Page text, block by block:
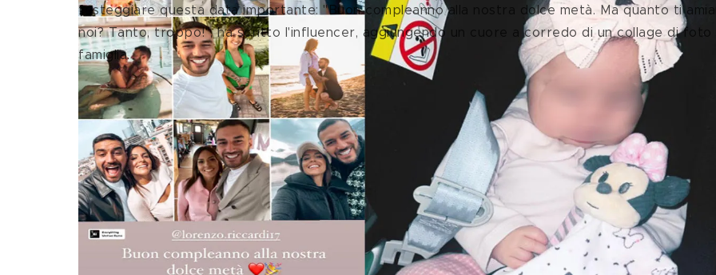
festeggiare questa data importante: "Buon compleanno alla nostra dolce metà. Ma quanto ti
noi? Tanto, troppo!", ha scritto l'influencer, aggiungendo un cuore a corredo di un collage di foto
famiglia.